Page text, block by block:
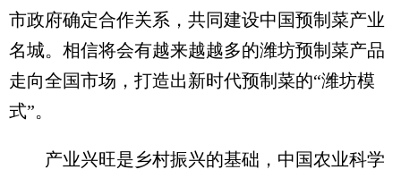
市政府确定合作关系，共同建设中国预制菜产业
名城。相信将会有越来越越多的潍坊预制菜产品
走向全国市场，打造出新时代预制菜的“潍坊模
式”。
产业兴旺是乡村振兴的基础，中国农业科学